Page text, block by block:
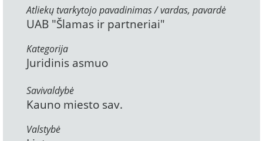
Atliekų tvarkytojo pavadinimas / vardas, pavardė
UAB "Šlamas ir partneriai"
Kategorija
Juridinis asmuo
Savivaldybė
Kauno miesto sav.
Valstybė